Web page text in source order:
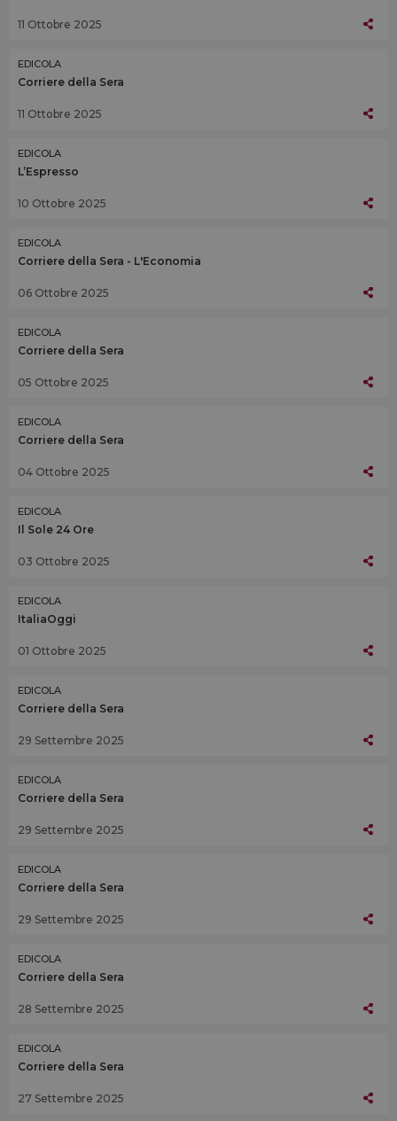
11 Ottobre 2025
EDICOLA
Corriere della Sera
11 Ottobre 2025
EDICOLA
L’Espresso
10 Ottobre 2025
EDICOLA
Corriere della Sera - L'Economia
06 Ottobre 2025
EDICOLA
Corriere della Sera
05 Ottobre 2025
EDICOLA
Corriere della Sera
04 Ottobre 2025
EDICOLA
Il Sole 24 Ore
03 Ottobre 2025
EDICOLA
ItaliaOggi
01 Ottobre 2025
EDICOLA
Corriere della Sera
29 Settembre 2025
EDICOLA
Corriere della Sera
29 Settembre 2025
EDICOLA
Corriere della Sera
29 Settembre 2025
EDICOLA
Corriere della Sera
28 Settembre 2025
EDICOLA
Corriere della Sera
27 Settembre 2025